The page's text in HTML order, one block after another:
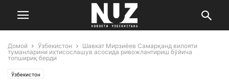
Домой Ўзбекистон
Шавкат Мирзиёев Самарқанд вилояти
туманларини ихтисослашув асосида ривожлантириш бўйича
топшириқ берди
Ўзбекистон